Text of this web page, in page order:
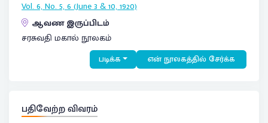
Vol. 6, No. 5, 6 (June 3 & 10, 1920)
ஆவண இருப்பிடம்
சரசுவதி மகால் நூலகம்
படிக்க என் நூலகத்தில் சேர்க்க
பதிவேற்ற விவரம்